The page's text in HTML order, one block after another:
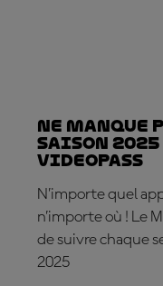
Ne manque
saison 2025
VideoPass
N’importe quel
n’importe où ! Le
de suivre chaque
2025